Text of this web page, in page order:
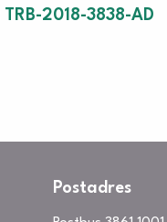
TRB-2018-3838-AD
Postadres